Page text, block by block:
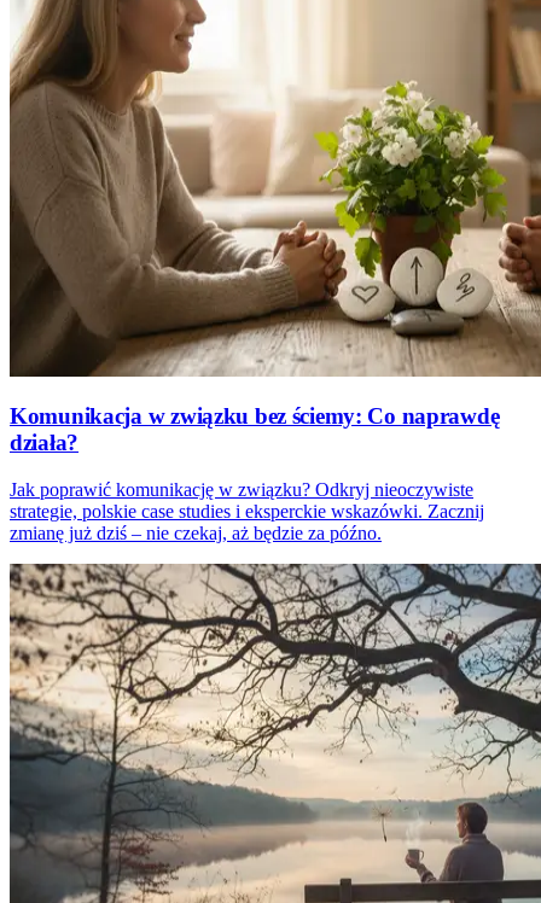
Komunikacja w związku bez ściemy: Co naprawdę
działa?
Jak poprawić komunikację w związku? Odkryj nieoczywiste
strategie, polskie case studies i eksperckie wskazówki. Zacznij
zmianę już dziś – nie czekaj, aż będzie za późno.